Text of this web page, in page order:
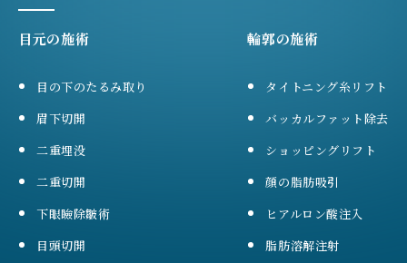
目元の施術
目の下のたるみ取り
眉下切開
二重埋没
二重切開
下眼瞼除皺術
目頭切開
輪郭の施術
タイトニング糸リフト
バッカルファット除去
ショッピングリフト
顔の脂肪吸引
ヒアルロン酸注入
脂肪溶解注射